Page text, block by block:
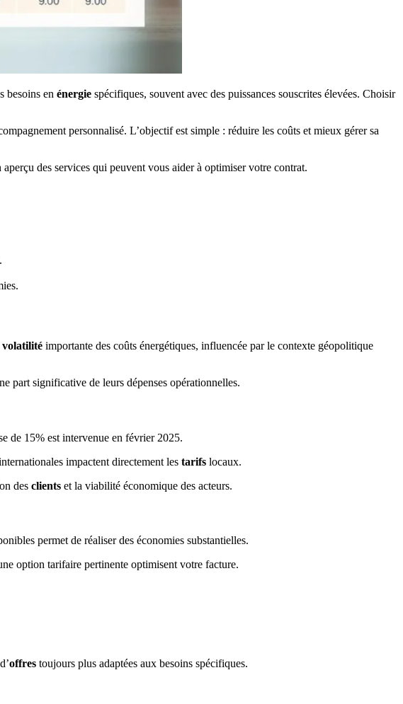
besoins en énergie spécifiques, souvent avec des puissances souscrites élevées. Choisir
personnalisé. L’objectif est simple : réduire les coûts et mieux gérer sa
des services qui peuvent vous aider à optimiser votre contrat.
volatilité importante des coûts énergétiques, influencée par le contexte géopolitique
part significative de leurs dépenses opérationnelles.
de 15% est intervenue en février 2025.
impactent directement les tarifs locaux.
des clients et la viabilité économique des acteurs.
permet de réaliser des économies substantielles.
option tarifaire pertinente optimisent votre facture.
offres toujours plus adaptées aux besoins spécifiques.